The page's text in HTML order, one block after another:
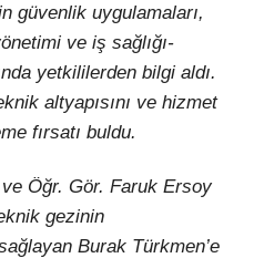
güvenlik uygulamaları,
ve iş sağlığı-
yetkililerden bilgi aldı.
altyapısını ve hizmet
fırsatı buldu.
Öğr. Gör. Faruk Ersoy
gezinin
Burak Türkmen’e